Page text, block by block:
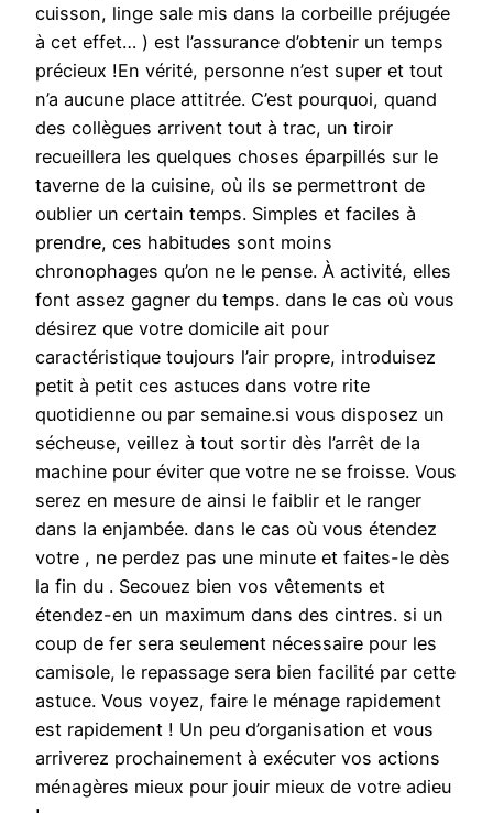
cuisson, linge sale mis dans la corbeille préjugée
à cet effet… ) est l’assurance d’obtenir un temps
précieux !En vérité, personne n’est super et tout
n’a aucune place attitrée. C’est pourquoi, quand
des collègues arrivent tout à trac, un tiroir
recueillera les quelques choses éparpillés sur le
taverne de la cuisine, où ils se permettront de
oublier un certain temps. Simples et faciles à
prendre, ces habitudes sont moins
chronophages qu’on ne le pense. À activité, elles
font assez gagner du temps. dans le cas où vous
désirez que votre domicile ait pour
caractéristique toujours l’air propre, introduisez
petit à petit ces astuces dans votre rite
quotidienne ou par semaine.si vous disposez un
sécheuse, veillez à tout sortir dès l’arrêt de la
machine pour éviter que votre ne se froisse. Vous
serez en mesure de ainsi le faiblir et le ranger
dans la enjambée. dans le cas où vous étendez
votre , ne perdez pas une minute et faites-le dès
la fin du . Secouez bien vos vêtements et
étendez-en un maximum dans des cintres. si un
coup de fer sera seulement nécessaire pour les
camisole, le repassage sera bien facilité par cette
astuce. Vous voyez, faire le ménage rapidement
est rapidement ! Un peu d’organisation et vous
arriverez prochainement à exécuter vos actions
ménagères mieux pour jouir mieux de votre adieu